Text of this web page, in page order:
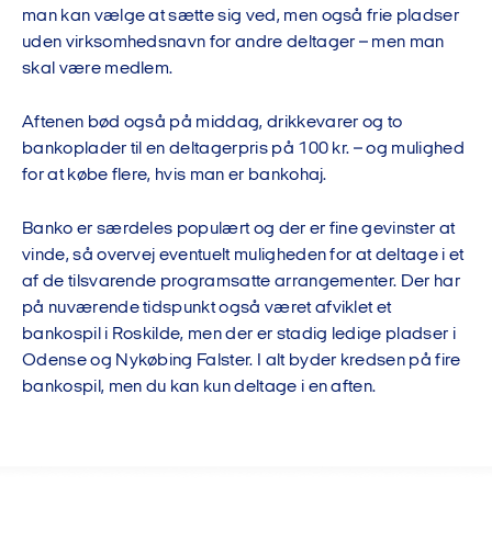
man kan vælge at sætte sig ved, men også frie pladser
uden virksomhedsnavn for andre deltager – men man
skal være medlem.
Aftenen bød også på middag, drikkevarer og to
bankoplader til en deltagerpris på 100 kr. – og mulighed
for at købe flere, hvis man er bankohaj.
Banko er særdeles populært og der er fine gevinster at
vinde, så overvej eventuelt muligheden for at deltage i et
af de tilsvarende programsatte arrangementer. Der har
på nuværende tidspunkt også været afviklet et
bankospil i Roskilde, men der er stadig ledige pladser i
Odense og Nykøbing Falster. I alt byder kredsen på fire
bankospil, men du kan kun deltage i en aften.